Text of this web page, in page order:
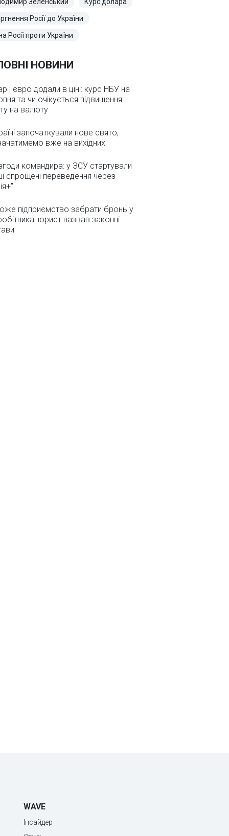
Росії до України
Росії проти України
НОВИНИ
і євро додали в ціні: курс НБУ на
та чи очікується підвищення
на валюту
започаткували нове свято,
вже на вихідних
командира: у ЗСУ стартували
спрощені переведення через
підприємство забрати бронь у
юрист назвав законні
WAVE
Інсайдер